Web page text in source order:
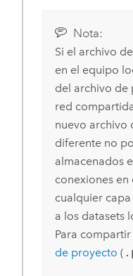
Nota:
Si el archivo
en el equipo
del archivo de
red
nuevo archivo
diferente no
almacenados
conexiones en
cualquier
a los datasets
Para
de proyecto (